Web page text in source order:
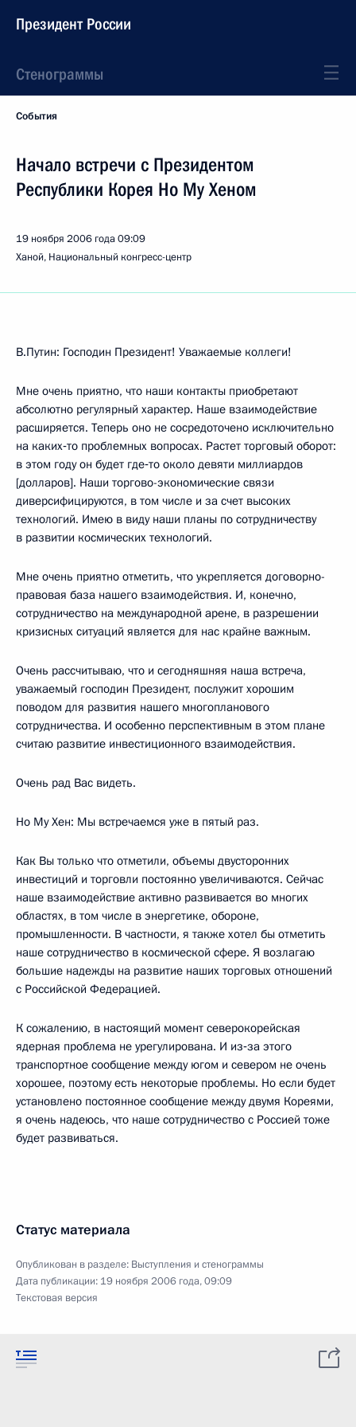
Президент России
Стенограммы
События
Начало встречи с Президентом
Республики Корея Но Му Хеном
19 ноября 2006 года09:09
Ханой, Национальный конгресс-центр
В.Путин: Господин Президент! Уважаемые коллеги!
Мне очень приятно, что наши контакты приобретают
абсолютно регулярный характер. Наше взаимодействие
расширяется. Теперь оно не сосредоточено исключительно
на каких‑то проблемных вопросах. Растет торговый оборот:
в этом году он будет где‑то около девяти миллиардов
[долларов]. Наши торгово-экономические связи
диверсифицируются, в том числе и за счет высоких
технологий. Имею в виду наши планы по сотрудничеству
в развитии космических технологий.
Мне очень приятно отметить, что укрепляется договорно-
правовая база нашего взаимодействия. И, конечно,
сотрудничество на международной арене, в разрешении
кризисных ситуаций является для нас крайне важным.
Очень рассчитываю, что и сегодняшняя наша встреча,
уважаемый господин Президент, послужит хорошим
поводом для развития нашего многопланового
сотрудничества. И особенно перспективным в этом плане
считаю развитие инвестиционного взаимодействия.
Очень рад Вас видеть.
Но Му Хен: Мы встречаемся уже в пятый раз.
Как Вы только что отметили, объемы двусторонних
инвестиций и торговли постоянно увеличиваются. Сейчас
наше взаимодействие активно развивается во многих
областях, в том числе в энергетике, обороне,
промышленности. В частности, я также хотел бы отметить
наше сотрудничество в космической сфере. Я возлагаю
большие надежды на развитие наших торговых отношений
с Российской Федерацией.
К сожалению, в настоящий момент северокорейская
ядерная проблема не урегулирована. И из‑за этого
транспортное сообщение между югом и севером не очень
хорошее, поэтому есть некоторые проблемы. Но если будет
установлено постоянное сообщение между двумя Кореями,
я очень надеюсь, что наше сотрудничество с Россией тоже
будет развиваться.
Статус материала
Опубликован в разделе: Выступления и стенограммы
Дата публикации: 19 ноября 2006 года, 09:09
Текстовая версия